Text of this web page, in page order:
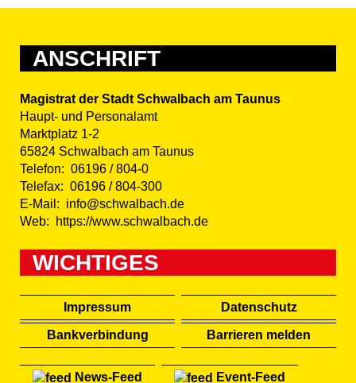
ANSCHRIFT
Magistrat der Stadt Schwalbach am Taunus
Haupt- und Personalamt
Marktplatz 1-2
65824 Schwalbach am Taunus
Telefon: 06196 / 804-0
Telefax: 06196 / 804-300
E-Mail: info@schwalbach.de
Web:
https://www.schwalbach.de
WICHTIGES
Impressum Datenschutz
Bankverbindung Barrieren melden
News-Feed Event-Feed